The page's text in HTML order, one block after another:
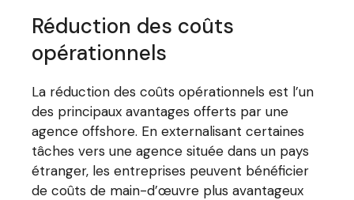
Réduction des coûts
opérationnels
La réduction des coûts opérationnels est l’un
des principaux avantages offerts par une
agence offshore. En externalisant certaines
tâches vers une agence située dans un pays
étranger, les entreprises peuvent bénéficier
de coûts de main-d’œuvre plus avantageux